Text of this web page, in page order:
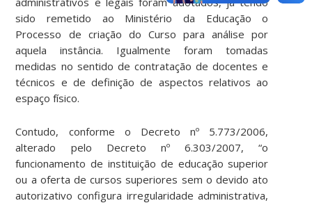
sido remetido ao Ministério da Educação o
Processo de criação do Curso para análise por
aquela instância. Igualmente foram tomadas
medidas no sentido de contratação de docentes e
técnicos e de definição de aspectos relativos ao
espaço físico.
Contudo, conforme o Decreto nº 5.773/2006,
alterado pelo Decreto nº 6.303/2007, “o
funcionamento de instituição de educação superior
ou a oferta de cursos superiores sem o devido ato
autorizativo configura irregularidade administrativa,